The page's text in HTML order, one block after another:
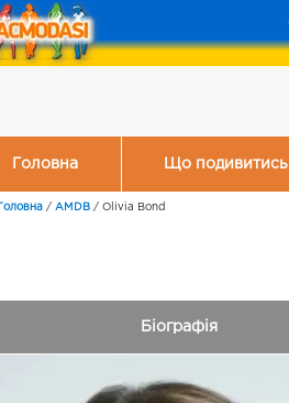
Головна Що подивитись
Головна / AMDB / Olivia Bond
Біографія